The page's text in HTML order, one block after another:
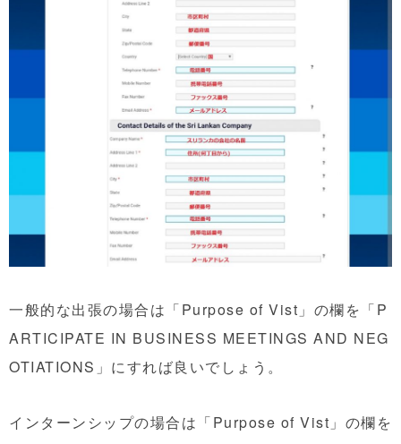
一般的な出張の場合は「Purpose of Vist」の欄を「P
ARTICIPATE IN BUSINESS MEETINGS AND NEG
OTIATIONS」にすれば良いでしょう。
インターンシップの場合は「Purpose of Vist」の欄を